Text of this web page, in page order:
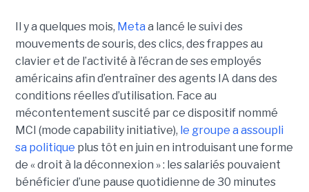
Il y a quelques mois, Meta a lancé le suivi des
mouvements de souris, des clics, des frappes au
clavier et de l’activité à l’écran de ses employés
américains afin d’entraîner des agents IA dans des
conditions réelles d’utilisation. Face au
mécontentement suscité par ce dispositif nommé
MCI (mode capability initiative), le groupe a assoupli
sa politique plus tôt en juin en introduisant une forme
de « droit à la déconnexion » : les salariés pouvaient
bénéficier d’une pause quotidienne de 30 minutes